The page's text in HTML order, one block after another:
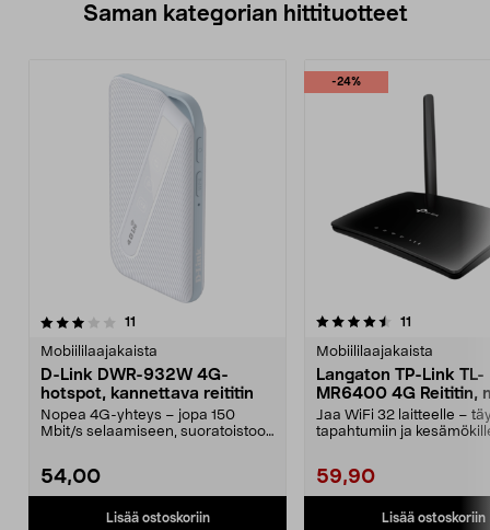
Saman kategorian hittituotteet
11
Mobiililaajakaista
D-Link DWR-932W 4G-
hotspot, kannettava reititin
Nopea 4G-yhteys – jopa 150
Mbit/s selaamiseen, suoratoistoon
54,00
Lisää ostoskoriin
-24%
4.5 viidestä
11
Mobiililaajakaista
Langaton TP-Link TL-
MR6400 4G Reititin,
Jaa WiFi 32 laitteelle –
tapahtumiin ja
59,90
Lisää ostoskoriin
4.0 viidestä